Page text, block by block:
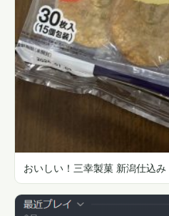
おいしい！三幸製菓 新潟仕込